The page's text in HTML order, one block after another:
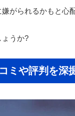
がられるかもと心
ょうか?
ミや評判を深